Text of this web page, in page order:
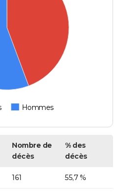
Hommes
Nombre de
décès
% des
décès
161 55,7 %